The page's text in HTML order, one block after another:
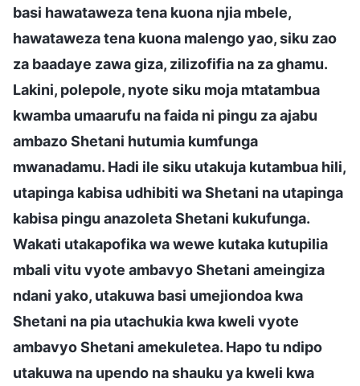
basi hawataweza tena kuona njia mbele,
hawataweza tena kuona malengo yao, siku zao
za baadaye zawa giza, zilizofifia na za ghamu.
Lakini, polepole, nyote siku moja mtatambua
kwamba umaarufu na faida ni pingu za ajabu
ambazo Shetani hutumia kumfunga
mwanadamu. Hadi ile siku utakuja kutambua hili,
utapinga kabisa udhibiti wa Shetani na utapinga
kabisa pingu anazoleta Shetani kukufunga.
Wakati utakapofika wa wewe kutaka kutupilia
mbali vitu vyote ambavyo Shetani ameingiza
ndani yako, utakuwa basi umejiondoa kwa
Shetani na pia utachukia kwa kweli vyote
ambavyo Shetani amekuletea. Hapo tu ndipo
utakuwa na upendo na shauku ya kweli kwa